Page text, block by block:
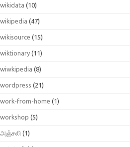
wikidata (10)
wikipedia (47)
wikisource (15)
wiktionary (11)
wiwkipedia (8)
wordpress (21)
work-from-home (1)
workshop (5)
அஞ்சலி (1)